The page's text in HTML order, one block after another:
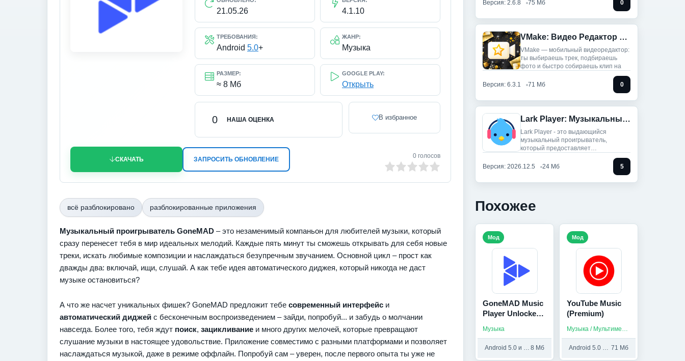
21.05.26 4.1.10
ТРЕБОВАНИЯ:
Android 5.0+
ЖАНР:
Музыка
РАЗМЕР:
≈ 8 Мб
GOOGLE PLAY:
Открыть
НАША ОЦЕНКА
0 В избранное
СКАЧАТЬ ЗАПРОСИТЬ ОБНОВЛЕНИЕ 0 голосов
всё разблокировано разблокированные приложения
Музыкальный проигрыватель GoneMAD – это незаменимый компаньон для любителей музыки, который
сразу перенесет тебя в мир идеальных мелодий. Каждые пять минут ты сможешь открывать для себя новые
треки, искать любимые композиции и наслаждаться безупречным звучанием. Основной цикл – прост как
дважды два: включай, ищи, слушай. А как тебе идея автоматического диджея, который никогда не даст
музыке остановиться?
А что же насчет уникальных фишек? GoneMAD предложит тебе современный интерфейс и
автоматический диджей с бесконечным воспроизведением – зайди, попробуй... и забудь о молчании
навсегда. Более того, тебя ждут поиск, зацикливание и много других мелочей, которые превращают
слушание музыки в настоящее удовольствие. Приложение совместимо с разными платформами и позволяет
наслаждаться музыкой, даже в режиме оффлайн. Попробуй сам – уверен, после первого опыта ты уже не
Версия: 2.6.8 75 Мб 0
VMake: Видео Редактор И Стар (Мод, Unlocked)
VMake — мобильный видеоредактор:
ты выбираешь трек, подбираешь
фото и быстро собираешь клип на
Версия: 6.3.1 71 Мб 0
Lark Player: Музыкальный плеер (Мод, Unlocked)
Lark Player - это выдающийся
музыкальный проигрыватель,
который предоставляет
Версия: 2026.12.5
24 Мб 5
Похожее
GoneMAD Music
Player Unlocker
Unlocked)
Музыка
Android 5.0 и выше 8 Мб
Мод
YouTube Music
(Premium)
Музыка / Мультимедиа / Приложения на русском
Android 5.0 и выше 71 Мб
Мод